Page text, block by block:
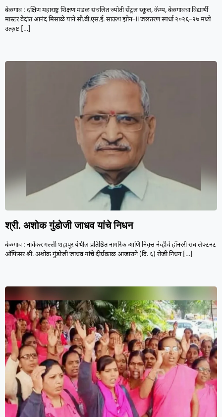
बेळगाव : दक्षिण महाराष्ट्र शिक्षण मंडळ संचलित ज्योती सेंट्रल स्कूल, कॅम्प, बेळगावचा विद्यार्थी
मास्टर वेदांत आनंद मिसाळे याने सी.बी.एस.ई. साऊथ झोन–II जलतरण स्पर्धा २०२६–२७ मध्ये
उत्कृष्ट […]
श्री. अशोक गुंडोजी जाधव यांचे निधन
बेळगाव : नार्वेकर गल्ली शहापूर येथील प्रतिष्ठित नागरिक आणि निवृत्त नेव्हीचे हॉनररी सब लेफ्टनंट
ऑफिसर श्री. अशोक गुंडोजी जाधव यांचे दीर्घकाळ आजाराने (दि. ६) रोजी निधन[…]